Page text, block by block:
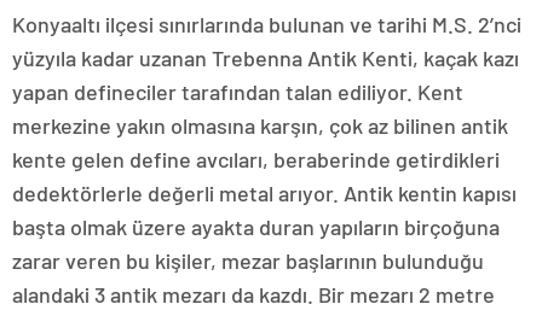
Konyaaltı ilçesi sınırlarında bulunan ve tarihi M.S. 2’nci
yüzyıla kadar uzanan Trebenna Antik Kenti, kaçak kazı
yapan defineciler tarafından talan ediliyor. Kent
merkezine yakın olmasına karşın, çok az bilinen antik
kente gelen define avcıları, beraberinde getirdikleri
dedektörlerle değerli metal arıyor. Antik kentin kapısı
başta olmak üzere ayakta duran yapıların birçoğuna
zarar veren bu kişiler, mezar başlarının bulunduğu
alandaki 3 antik mezarı da kazdı. Bir mezarı 2 metre